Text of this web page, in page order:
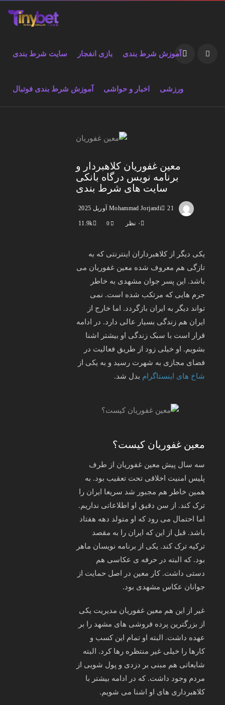
سایت شرط بندی بازی انفجار آموزش شرط بندی
آموزش شرط بندی فوتبال اخبار و حواشی ورزشی
معین غفوریان کلاهبردار و
برنامه نویس درگاه بانکی
سایت های شرط بندی
Mohammad Jorjandi 21 آوریل 2025
۰ نظر 0
11.9k
یکی دیگر از کلاهبرداران اینترنتی که به
تازگی هم معروف شده معین غفوریان می
باشد. این پسر جوان مشهدی به خاطر
جرم هایی که مرتکب شده است. نمی
تواند دیگر به ایران بازگردد. اما خارج از
ایران هم زندگی بسیار عالی دارد. در ادامه
قرار است با سبک زندگی او بیشتر اشنا
بشویم. او خیلی زود از طریق فعالیت در
فضای مجازی به شهرت رسید و به یکی از
شاخ های اینستاگرام بدل شد.
معین غفوریان کیست؟
سه سال پیش معین غفوریان از طرف
پلیس امنیت اخلاقی تحت تعقیب بود. به
همین خاطر هم مجبور شد سریعا ایران را
ترک کند. از سن دقیق او اطلاعاتی نداریم.
اما احتمال می رود که او متولد دهه هفتاد
باشد. قبل از این که ایران را به مقصد
ترکیه ترک کند. یکی از برنامه نویسان ماهر
بود. که البته در حرفه ی عکاسی هم
دستی داشت. کار معین در اصل حمایت از
جوانان عکاس مشهدی بود.
غیر از این هم معین غفوریان مدیریت یکی
از بزرگترین پرده فروشی های مشهد را بر
عهده داشت. البته او تمام این کسب و
کارها را خیلی غیر منتظره رها کرد. البته
شایعاتی هم مبنی بر دزدی و پول شویی از
مردم وجود داشت. که در ادامه بیشتر با
کلاهبرداری های او اشنا می شویم.